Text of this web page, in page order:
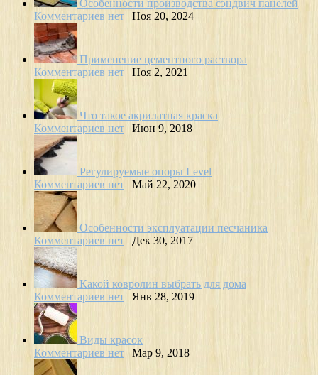
Особенности производства сэндвич панелей
Комментариев нет | Ноя 20, 2024
Применение цементного раствора
Комментариев нет | Ноя 2, 2021
Что такое акрилатная краска
Комментариев нет | Июн 9, 2018
Регулируемые опоры Level
Комментариев нет | Май 22, 2020
Особенности эксплуатации песчаника
Комментариев нет | Дек 30, 2017
Какой ковролин выбрать для дома
Комментариев нет | Янв 28, 2019
Виды красок
Комментариев нет | Мар 9, 2018